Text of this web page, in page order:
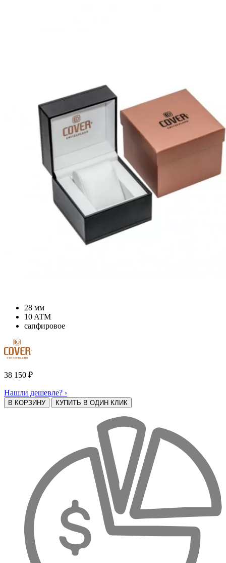
28 мм
10 ATM
сапфировое
38 150 ₽
Нашли дешевле? ›
В КОРЗИНУ КУПИТЬ В ОДИН КЛИК